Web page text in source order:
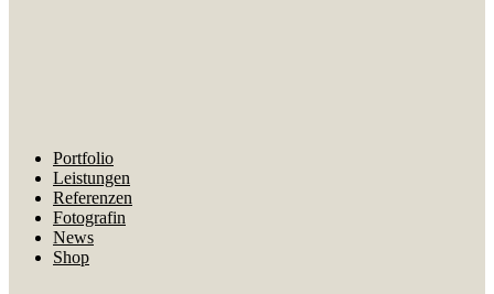
Portfolio
Leistungen
Referenzen
Fotografin
News
Shop